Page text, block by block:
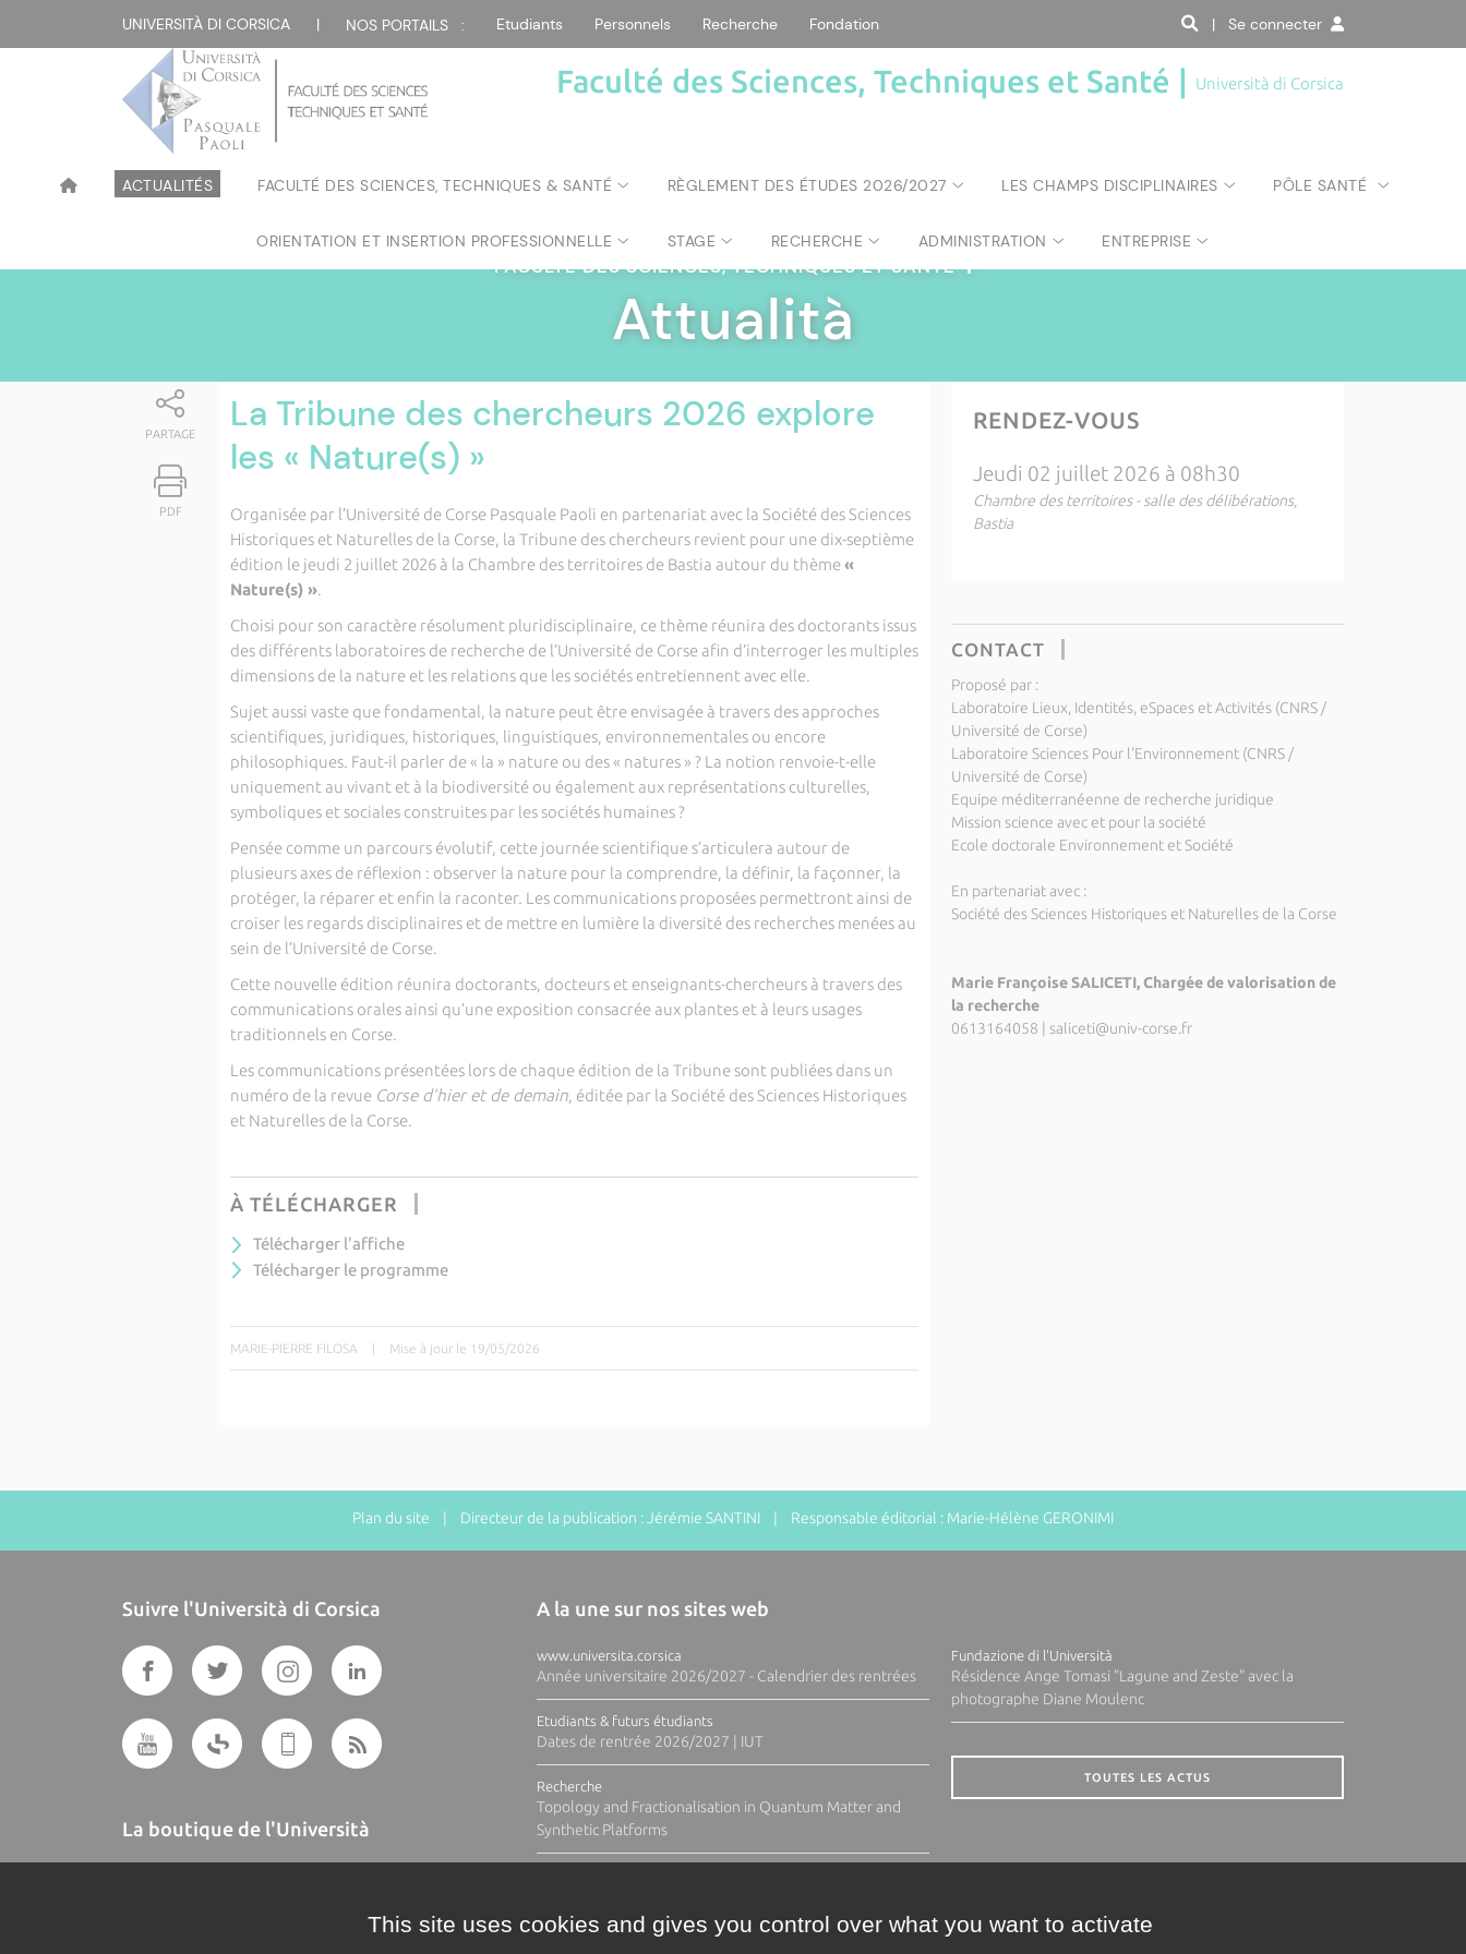
UNIVERSITÀ DI CORSICA | NOS PORTAILS : Etudiants Personnels Recherche Fondation | Se connecter
Faculté des Sciences, Techniques et Santé | Università di Corsica
ACTUALITÉS FACULTÉ DES SCIENCES, TECHNIQUES & SANTÉ RÈGLEMENT DES ÉTUDES 2026/2027 LES CHAMPS DISCIPLINAIRES PÔLE SANTÉ
ORIENTATION ET INSERTION PROFESSIONNELLE STAGE RECHERCHE ADMINISTRATION ENTREPRISE
FACULTÉ DES SCIENCES, TECHNIQUES ET SANTÉ|
Attualità
PARTAGE
PDF
La Tribune des chercheurs 2026 explore
les « Nature(s) »
Organisée par l’Université de Corse Pasquale Paoli en partenariat avec la Société des Sciences
Historiques et Naturelles de la Corse, la Tribune des chercheurs revient pour une dix-septième
édition le jeudi 2 juillet 2026 à la Chambre des territoires de Bastia autour du thème«
Nature(s) ».
Choisi pour son caractère résolument pluridisciplinaire, ce thème réunira des doctorants issus
des différents laboratoires de recherche de l’Université de Corse afin d’interroger les multiples
dimensions de la nature et les relations que les sociétés entretiennent avec elle.
Sujet aussi vaste que fondamental, la nature peut être envisagée à travers des approches
scientifiques, juridiques, historiques, linguistiques, environnementales ou encore
philosophiques. Faut-il parler de « la » nature ou des « natures » ? La notion renvoie-t-elle
uniquement au vivant et à la biodiversité ou également aux représentations culturelles,
symboliques et sociales construites par les sociétés humaines ?
Pensée comme un parcours évolutif, cette journée scientifique s’articulera autour de
plusieurs axes de réflexion : observer la nature pour la comprendre, la définir, la façonner, la
protéger, la réparer et enfin la raconter. Les communications proposées permettront ainsi de
croiser les regards disciplinaires et de mettre en lumière la diversité des recherches menées au
sein de l’Université de Corse.
Cette nouvelle édition réunira doctorants, docteurs et enseignants-chercheurs à travers des
communications orales ainsi qu’une exposition consacrée aux plantes et à leurs usages
traditionnels en Corse.
Les communications présentées lors de chaque édition de la Tribune sont publiées dans un
numéro de la revue Corse d’hier et de demain, éditée par la Société des Sciences Historiques
et Naturelles de la Corse.
À TÉLÉCHARGER
Télécharger l'affiche
Télécharger le programme
MARIE-PIERRE FILOSA | Mise à jour le 19/05/2026
RENDEZ-VOUS
Jeudi 02 juillet 2026 à 08h30
Chambre des territoires - salle des délibérations,
Bastia
CONTACT
Proposé par :
Laboratoire Lieux, Identités, eSpaces et Activités (CNRS /
Université de Corse)
Laboratoire Sciences Pour l'Environnement (CNRS /
Université de Corse)
Equipe méditerranéenne de recherche juridique
Mission science avec et pour la société
Ecole doctorale Environnement et Société
En partenariat avec :
Société des Sciences Historiques et Naturelles de la Corse
Marie Françoise SALICETI, Chargée de valorisation de
la recherche
0613164058
saliceti@univ-corse.fr
Plan du site | Directeur de la publication : Jérémie SANTINI | Responsable éditorial : Marie-Hélène GERONIMI
Suivre l'Università di Corsica
La boutique de l'Università
A la une sur nos sites web
www.universita.corsica
Année universitaire 2026/2027 - Calendrier des rentrées
Etudiants & futurs étudiants
Dates de rentrée 2026/2027 | IUT
Recherche
Topology and Fractionalisation in Quantum Matter and
Synthetic Platforms
Fundazione di l'Università
Résidence Ange Tomasi "Lagune and Zeste" avec la
photographe Diane Moulenc
TOUTES LES ACTUS
This site uses cookies and gives you control over what you want to activate